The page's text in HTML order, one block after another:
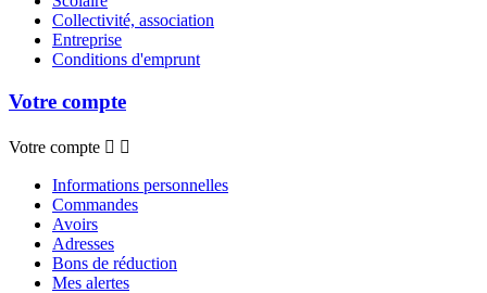
Collectivité, association
Entreprise
Conditions d'emprunt
Votre compte
Votre compte  
Informations personnelles
Commandes
Avoirs
Adresses
Bons de réduction
Mes alertes